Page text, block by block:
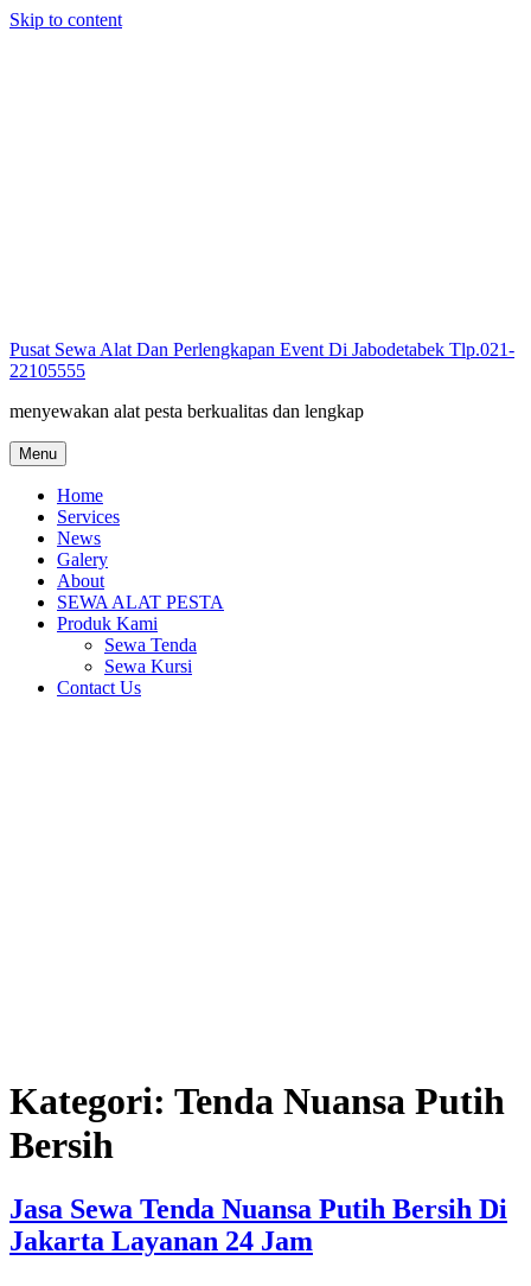
Skip to content
Pusat Sewa Alat Dan Perlengkapan Event Di Jabodetabek Tlp.021-
22105555
menyewakan alat pesta berkualitas dan lengkap
Menu
Home
Services
News
Galery
About
SEWA ALAT PESTA
Produk Kami
Sewa Tenda
Sewa Kursi
Contact Us
Kategori: Tenda Nuansa Putih
Bersih
Jasa Sewa Tenda Nuansa Putih Bersih Di
Jakarta Layanan 24 Jam